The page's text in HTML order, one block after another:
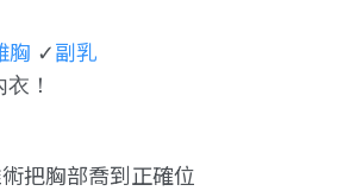
胸 ✓ 副乳
！
把胸部喬到正確位